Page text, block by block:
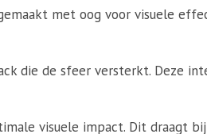
met oog voor visuele
die de sfeer versterkt. Deze
visuele impact. Dit draagt